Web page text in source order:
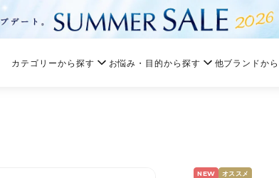
カテゴリーから探す お悩み・目的から探す 他ブランドか
NEW オススメ